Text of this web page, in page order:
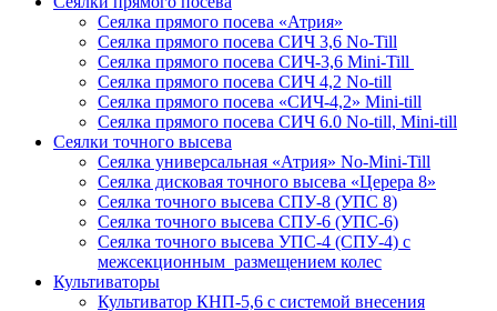
Сеялка прямого посева «Атрия»
Сеялка прямого посева СИЧ 3,6 No-Till
Сеялка прямого посева СИЧ-3,6 Mini-Till
Сеялка прямого посева СИЧ 4,2 No-till
Сеялка прямого посева «СИЧ-4,2» Mini-till
Сеялка прямого посева СИЧ 6.0 No-till, Mini-till
Сеялки точного высева
Сеялка универсальная «Атрия» No-Mini-Till
Сеялка дисковая точного высева «Церера 8»
Сеялка точного высева СПУ-8 (УПС 8)
Сеялка точного высева СПУ-6 (УПС-6)
Сеялка точного высева УПС-4 (СПУ-4) с
межсекционным размещением колес
Культиваторы
Культиватор КНП-5,6 с системой внесения